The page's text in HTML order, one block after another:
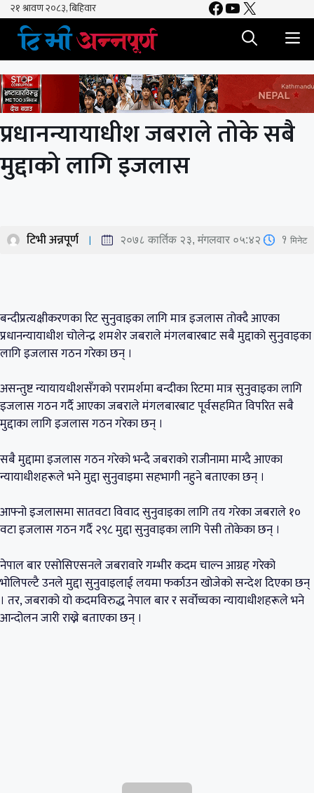
Skip
content
Facebook
YouTube
X
प्रधानन्यायाधीश जबराले तोके सबै
मुद्दाको लागि इजलास
टिभी अन्नपूर्ण २०७८ कार्तिक २३, मंगलवार ०५:४२ 1 मिनेट
बन्दीप्रत्यक्षीकरणका रिट सुनुवाइका लागि मात्र इजलास तोक्दै आएका
प्रधानन्यायाधीश चोलेन्द्र शमशेर जबराले मंगलबारबाट सबै मुद्दाको सुनुवाइका
लागि इजलास गठन गरेका छन् ।
असन्तुष्ट न्यायायधीशसँगको परामर्शमा बन्दीका रिटमा मात्र सुनुवाइका लागि
इजलास गठन गर्दै आएका जबराले मंगलबारबाट पूर्वसहमित विपरित सबै
मुद्दाका लागि इजलास गठन गरेका छन् ।
सबै मुद्दामा इजलास गठन गरेको भन्दै जबराको राजीनामा माग्दै आएका
न्यायाधीशहरूले भने मुद्दा सुनुवाइमा सहभागी नहुने बताएका छन् ।
आफ्नो इजलासमा सातवटा विवाद सुनुवाइका लागि तय गरेका जबराले १०
वटा इजलास गठन गर्दै २९८ मुद्दा सुनुवाइका लागि पेसी तोकेका छन् ।
नेपाल बार एसोसिएसनले जबरावारे गम्भीर कदम चाल्न आग्रह गरेको
भोलिपल्टै उनले मुद्दा सुनुवाइलाई लयमा फर्काउन खोजेको सन्देश दिएका छन्
। तर, जबराको यो कदमविरुद्ध नेपाल बार र सर्वोच्चका न्यायाधीशहरूले भने
आन्दोलन जारी राख्ने बताएका छन् ।